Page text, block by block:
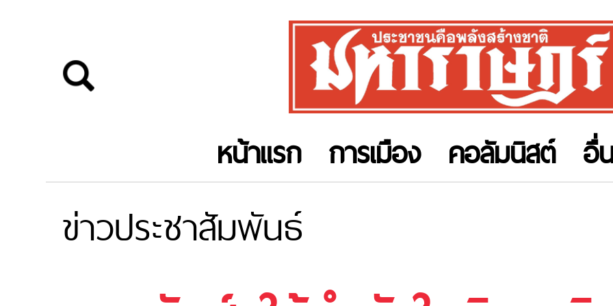
หน้าแรก การเมือง คอลัมนิสต์ อื่
ข่าวประชาสัมพันธ์